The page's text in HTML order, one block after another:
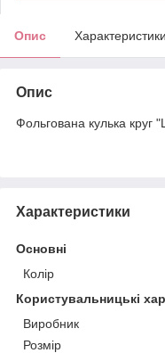
Опис Характеристики
Опис
Фольгована кулька
Характеристики
Основні
Колір
Користувальницькі
Виробник
Розмір